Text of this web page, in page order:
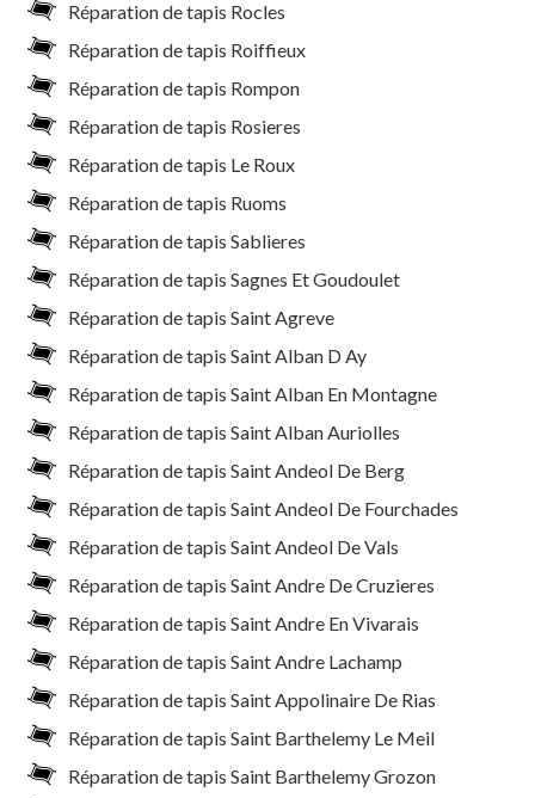
Réparation de tapis Rocles
Réparation de tapis Roiffieux
Réparation de tapis Rompon
Réparation de tapis Rosieres
Réparation de tapis Le Roux
Réparation de tapis Ruoms
Réparation de tapis Sablieres
Réparation de tapis Sagnes Et Goudoulet
Réparation de tapis Saint Agreve
Réparation de tapis Saint Alban D Ay
Réparation de tapis Saint Alban En Montagne
Réparation de tapis Saint Alban Auriolles
Réparation de tapis Saint Andeol De Berg
Réparation de tapis Saint Andeol De Fourchades
Réparation de tapis Saint Andeol De Vals
Réparation de tapis Saint Andre De Cruzieres
Réparation de tapis Saint Andre En Vivarais
Réparation de tapis Saint Andre Lachamp
Réparation de tapis Saint Appolinaire De Rias
Réparation de tapis Saint Barthelemy Le Meil
Réparation de tapis Saint Barthelemy Grozon